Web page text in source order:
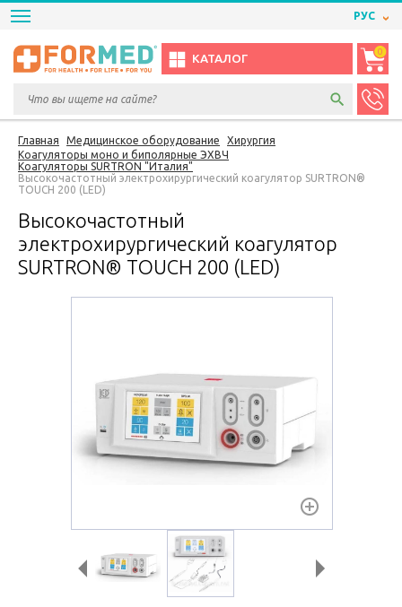
РУС
КАТАЛОГ
0
Главная Медицинское оборудование
Хирургия
Коагуляторы моно и биполярные ЭХВЧ
Коагуляторы SURTRON "Италия"
Высокочастотный электрохирургический коагулятор SURTRON®
TOUCH 200 (LED)
Высокочастотный
электрохирургический коагулятор
SURTRON® TOUCH 200 (LED)